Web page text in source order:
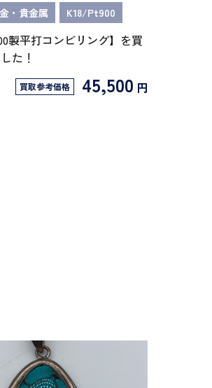
金・貴金属 K18/Pt900
製平打コンビリング】を買
た！
買取参考価格 45,500 円